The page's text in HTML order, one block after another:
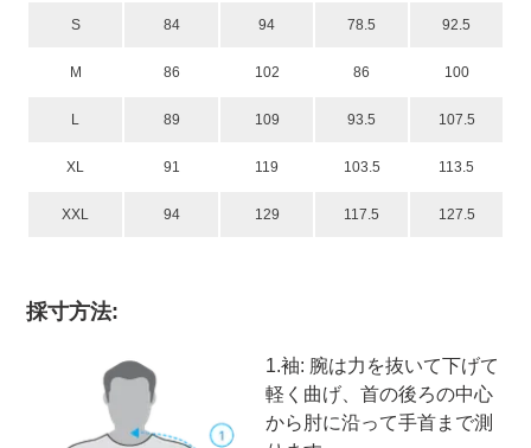
S 84 94 78.5 92.5
M 86 102 86 100
L 89 109 93.5 107.5
XL 91 119 103.5 113.5
XXL 94 129 117.5 127.5
採寸方法:
1.袖: 腕は力を抜いて下げて
軽く曲げ、首の後ろの中心
から肘に沿って手首まで測